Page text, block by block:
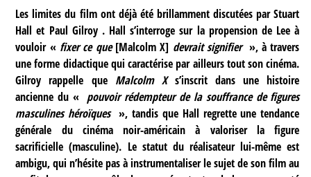
Les limites du film ont déjà été brillamment discutées par Stuart
Hall et Paul Gilroy . Hall s’interroge sur la propension de Lee à
vouloir « fixer ce que[Malcolm X] devrait signifier », à travers
une forme didactique qui caractérise par ailleurs tout son cinéma.
Gilroy rappelle que Malcolm Xs’inscrit dans une histoire
ancienne du « pouvoir rédempteur de la souffrance de figures
masculines héroïques », tandis que Hall regrette une tendance
générale du cinéma noir-américain à valoriser la figure
sacrificielle (masculine). Le statut du réalisateur lui-même est
ambigu, qui n’hésite pas à instrumentaliser le sujet de son film au